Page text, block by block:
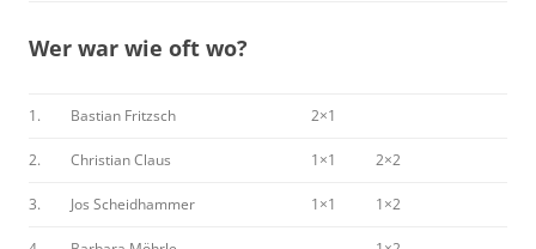
Wer war wie oft wo?
1. Bastian Fritzsch 2×1
2. Christian Claus 1×1 2×2
3. Jos Scheidhammer 1×1 1×2